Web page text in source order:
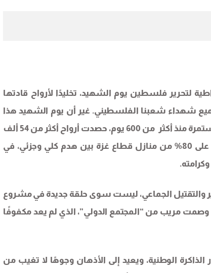
لتحرير فلسطين يوم الشهيد، تخليدًا لأرواح قادتها
شهداء شعبنا الفلسطيني. غير أن يوم الشهيد هذا
العام يأتي على وقع مجازر لا تتوقف، وسط حرب إبادة جماعية مستمرة منذ أكثر من 600 يوم، حصدت أرواح أكثر من 54 ألف
شهيد، وخلّفت أكثر من 123 ألف جريح، وأدت إلى تدمير ما يزيد على 80% من منازل قطاع غزة بين هدم كلي وجزئي، في
والتقتيل الجماعي، ليست سوى حلقة جديدة في مشروع
وصمت مريب من “المجتمع الدولي”، الذي لم يعد مكفوفًا
الوطنية، ويعيد إلى الأذهان وجوهًا لا تغيب من